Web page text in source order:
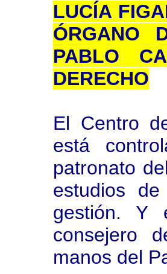
LUCÍA
ÓRGANO
PABLO
DERECHO
El Centro
está
patronato
estudios
gestión. Y
consejero
manos del